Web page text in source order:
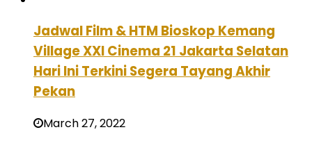
Jadwal Film & HTM Bioskop Kemang
Village XXI Cinema 21 Jakarta Selatan
Hari Ini Terkini Segera Tayang Akhir
Pekan
March 27, 2022